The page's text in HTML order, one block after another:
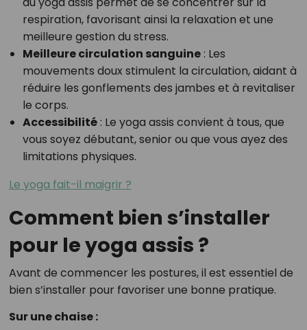
respiration, favorisant ainsi la relaxation et une
meilleure gestion du stress.
Meilleure circulation sanguine: Les
mouvements doux stimulent la circulation, aidant à
réduire les gonflements des jambes et à revitaliser
le corps.
Accessibilité: Le yoga assis convient à tous, que
vous soyez débutant, senior ou que vous ayez des
limitations physiques.
Le yoga fait-il maigrir ?
Comment bien s’installer
pour le yoga assis ?
Avant de commencer les postures, il est essentiel de
bien s’installer pour favoriser une bonne pratique.
Sur une chaise :